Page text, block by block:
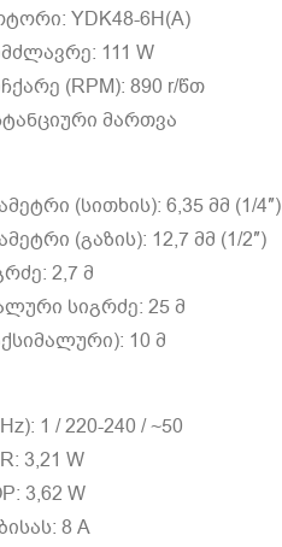
YDK48-6H(A)
111 W
(RPM): 890 r/წთ
მართვა
(სითხის): 6,35 მმ (1/4″)
(გაზის): 12,7 მმ (1/2″)
2,7 მ
სიგრძე: 25 მ
10 მ
1 / 220-240 / ~50
3,21 W
3,62 W
8 A